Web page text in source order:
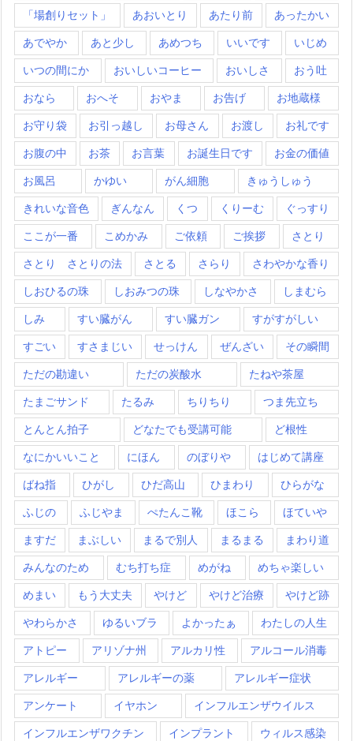
「場創りセット」 あおいとり あたり前 あったかい
あでやか あと少し あめつち いいです いじめ
いつの間にか おいしいコーヒー おいしさ おう吐
おなら おへそ おやま お告げ お地蔵様
お守り袋 お引っ越し お母さん お渡し お礼です
お腹の中 お茶 お言葉 お誕生日です お金の価値
お風呂 かゆい がん細胞 きゅうしゅう
きれいな音色 ぎんなん くつ くりーむ ぐっすり
ここが一番 こめかみ ご依頼 ご挨拶 さとり
さとり さとりの法 さとる さらり さわやかな香り
しおひるの珠 しおみつの珠 しなやかさ しまむら
しみ すい臓がん すい臓ガン すがすがしい
すごい すさまじい せっけん ぜんざい その瞬間
ただの勘違い ただの炭酸水 たねや茶屋
たまごサンド たるみ ちりちり つま先立ち
とんとん拍子 どなたでも受講可能 ど根性
なにかいいこと にほん のぼりや はじめて講座
ばね指 ひがし ひだ高山 ひまわり ひらがな
ふじの ふじやま ぺたんこ靴 ほこら ほていや
ますだ まぶしい まるで別人 まるまる まわり道
みんなのため むち打ち症 めがね めちゃ楽しい
めまい もう大丈夫 やけど やけど治療 やけど跡
やわらかさ ゆるいブラ よかったぁ わたしの人生
アトピー アリゾナ州 アルカリ性 アルコール消毒
アレルギー アレルギーの薬 アレルギー症状
アンケート イヤホン インフルエンザウイルス
インフルエンザワクチン インプラント ウィルス感染